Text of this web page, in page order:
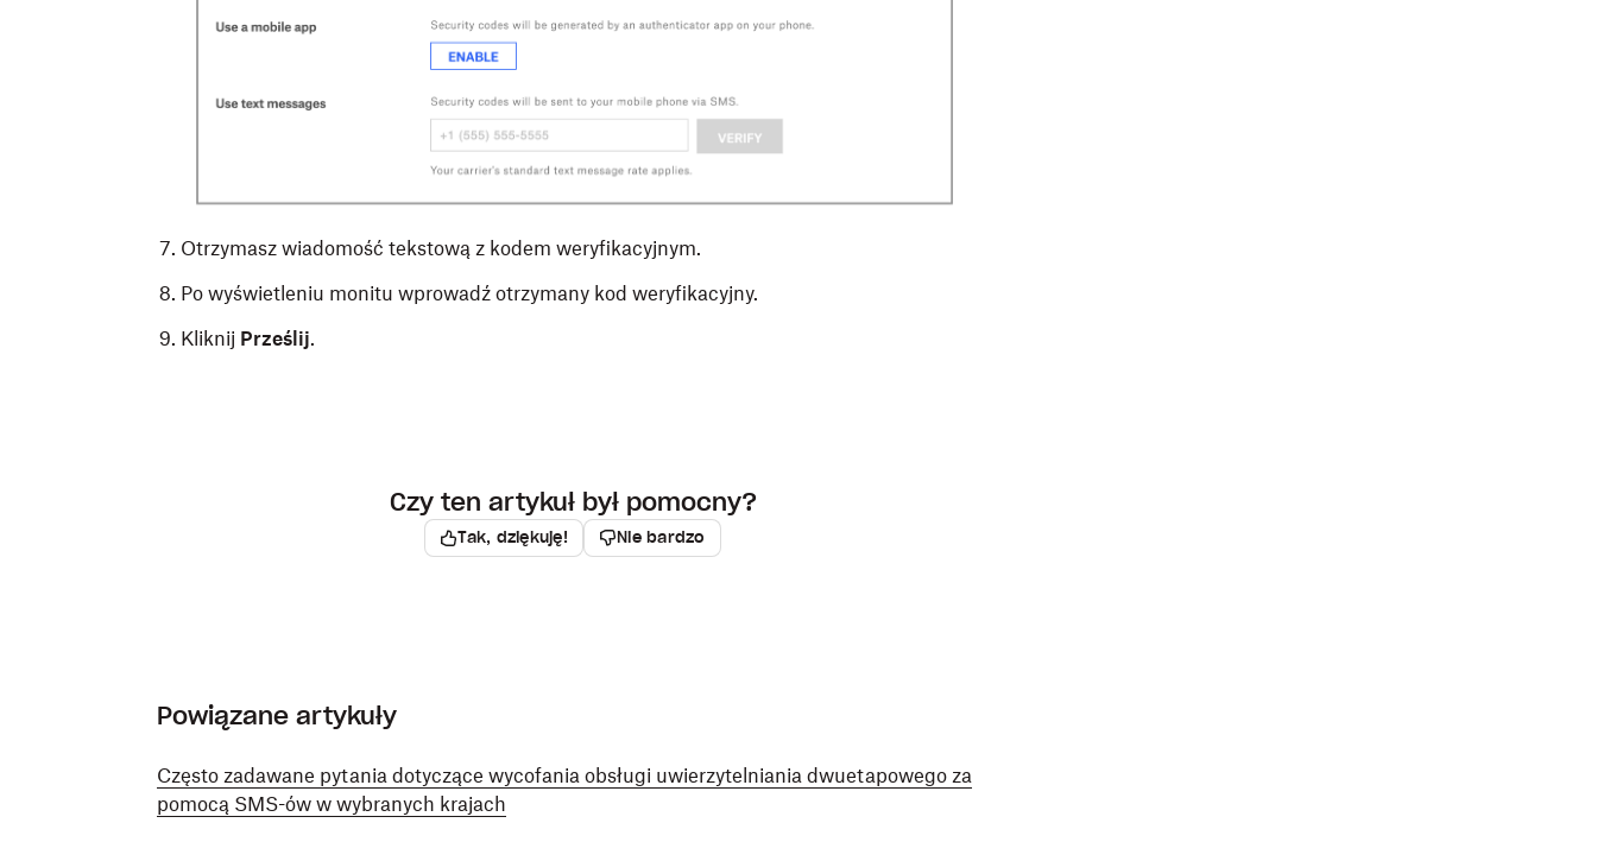
Otrzymasz wiadomość tekstową z kodem weryfikacyjnym.
Po wyświetleniu monitu wprowadź otrzymany kod weryfikacyjny.
Kliknij Prześlij.
Czy ten artykuł był pomocny?
Tak, dziękuję! Nie bardzo
Powiązane artykuły
Często zadawane pytania dotyczące wycofania obsługi uwierzytelniania dwuetapowego za
pomocą SMS-ów w wybranych krajach